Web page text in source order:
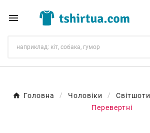

Головна Чоловіки Світшоти
Перевертні